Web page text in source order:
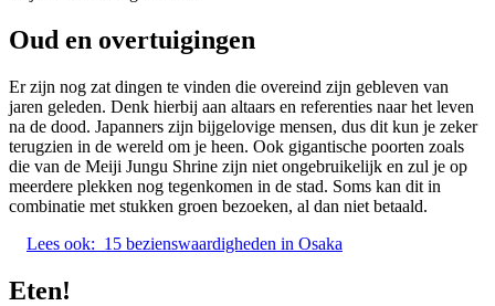
Oud en overtuigingen
Er zijn nog zat dingen te vinden die overeind zijn gebleven van
jaren geleden. Denk hierbij aan altaars en referenties naar het leven
na de dood. Japanners zijn bijgelovige mensen, dus dit kun je zeker
terugzien in de wereld om je heen. Ook gigantische poorten zoals
die van de Meiji Jungu Shrine zijn niet ongebruikelijk en zul je op
meerdere plekken nog tegenkomen in de stad. Soms kan dit in
combinatie met stukken groen bezoeken, al dan niet betaald.
Lees ook: 15 bezienswaardigheden in Osaka
Eten!